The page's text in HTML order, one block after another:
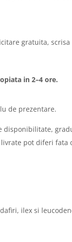
gratuita,
in 2–4 ore.
de prezentare.
pot diferi fata
ilex si